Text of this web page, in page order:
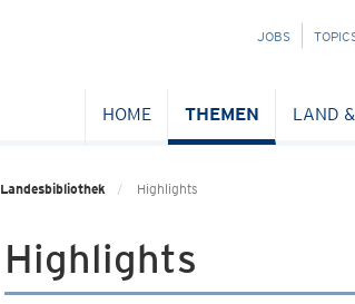
NAVIGATION
JOBS
HOME THEMEN LAND
Landesbibliothek Highlights
Highlights